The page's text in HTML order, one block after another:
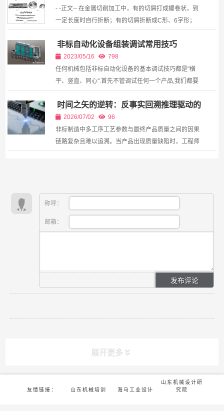
- -正文-- 在金属切削加工中，有的切屑打成螺卷状，到
一定长度时自行折断；有的切屑折断成C形、6字形；
有的呈发条状卷屑...
非标自动化设备组装调试常用技巧
2023/05/16
798
任何机械包括非标自动化设备的基本调试技巧都是"横
平、竖直、同心".首先不管调试任何一个产品,我们都要
了解它的特性,和客 户的技术要求。下面我为大家介绍
一些常见的调试技巧。 1)了解产品特性(包括外观...
时间之矢的逆转：反事实回溯推理驱动的
非标多工序工艺参数优化方法
2026/07/02
96
非标制造中多工序工艺参数与最终产品质量之间的因果
链路复杂且难以追溯。当产品出现质量缺陷时，工程师
往往难以精确定位关键工艺节点并进行针对性修正。本
称呼：
邮箱：
展开更多
版权所有©2022-济南海马机械设计有限公司 |鲁ICP备16016777号-7
友情链接： 山东机械培训 海马工业设计
山东机械设计研
究院